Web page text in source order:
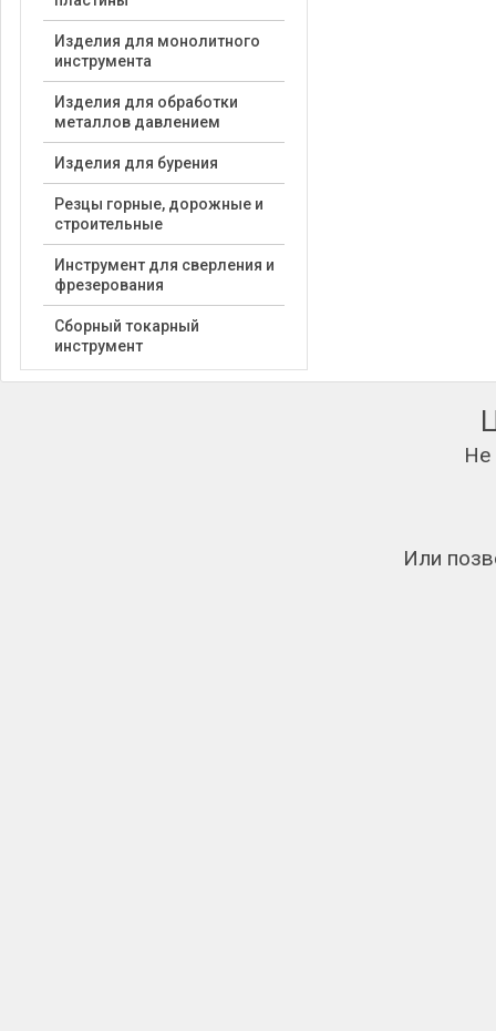
Изделия для монолитного
инструмента
Изделия для обработки
металлов давлением
Изделия для бурения
Резцы горные, дорожные и
строительные
Инструмент для сверления и
фрезерования
Сборный токарный
инструмент
Не
Или